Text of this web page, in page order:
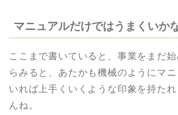
マニュアルだけではうまくいか
ここまで書いていると、事業をまだ
らみると、あたかも機械のようにマ
いれば上手くいくような印象を持た
んね。